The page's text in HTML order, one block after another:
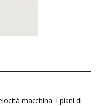
macchina. I piani di